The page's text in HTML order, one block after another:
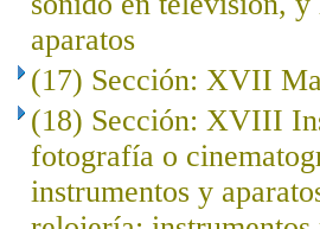
aparatos
(17) Sección: XVII
(18) Sección: XVIII
fotografía o
instrumentos y